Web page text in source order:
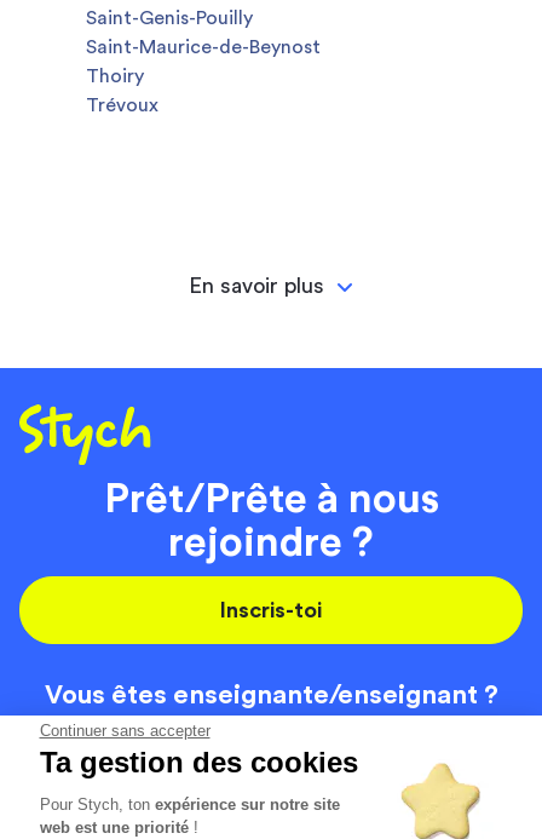
Continuer sans accepter
Ta gestion des cookies
Pour Stych, tonexpérience sur notre site
web est une priorité !
Saint-Genis-Pouilly
Saint-Maurice-de-Beynost
Thoiry
Trévoux
En savoir plus
Prêt/Prête à nous
rejoindre ?
Inscris-toi
Vous êtes enseignante/enseignant ?
On recrute
Code de la route
Contact